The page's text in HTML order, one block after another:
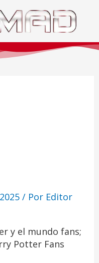
/ Por Editor
y el mundo fans;
Potter Fans